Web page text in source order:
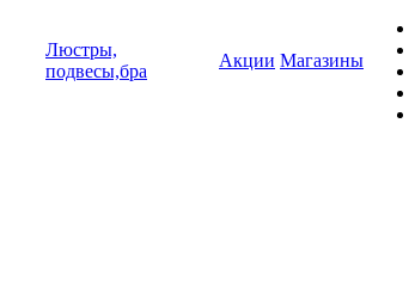
Люстры,
подвесы,бра
Акции Магазины